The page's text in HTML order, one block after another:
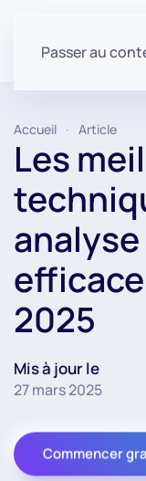
Passer au
Accueil Article
Les
efficace
2025
Mis à jour le
27 mars 2025
Commencer